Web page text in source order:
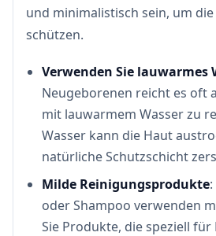
und minimalistisch sein, um
schützen.
Verwenden Sie lauwarmes
Neugeborenen reicht es oft
mit lauwarmem Wasser zu
Wasser kann die Haut
natürliche Schutzschicht
Milde Reinigungsprodukte
oder Shampoo verwenden
Sie Produkte, die speziell